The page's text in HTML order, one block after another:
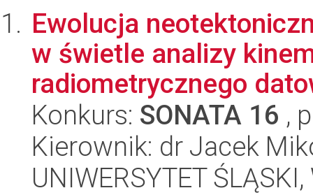
Ewolucja
w świetle analizy
radiometrycznego
Konkurs: SONATA 16 ,
Kierownik: dr Jacek
UNIWERSYTET